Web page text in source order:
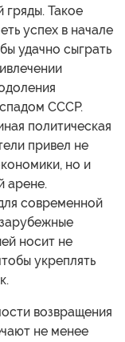
Такое
успех в начале
удачно сыграть
СССР.
политическая
привел не
но и
арене.
современной
носит не
укреплять
возвращения
не менее